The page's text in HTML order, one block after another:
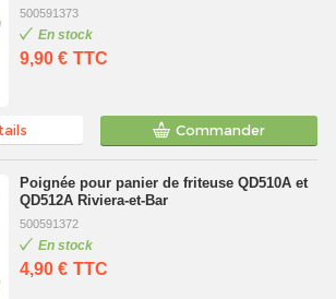
500591373
En stock
9,90 € TTC
Commander
Poignée pour panier de friteuse QD510A et
QD512A Riviera-et-Bar
500591372
En stock
4,90 € TTC